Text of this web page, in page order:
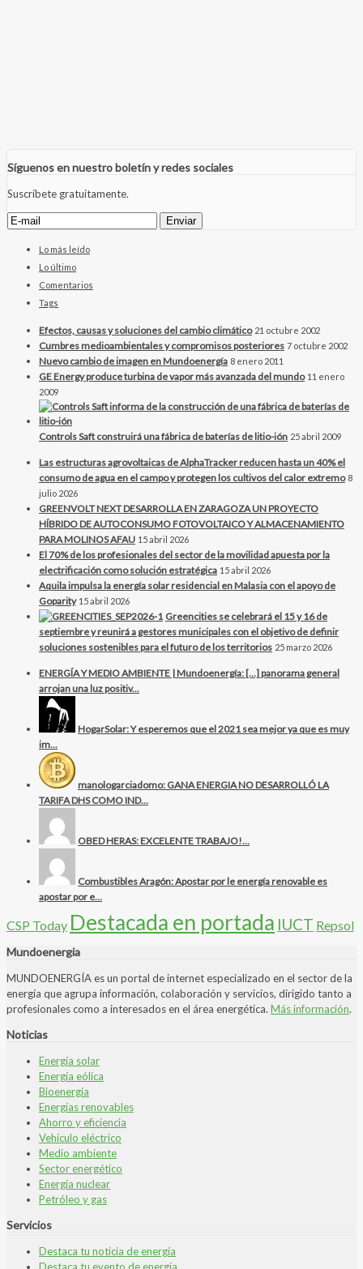
Síguenos en nuestro boletín y redes sociales
Suscríbete gratuitamente.
Lo más leído
Lo último
Comentarios
Tags
Efectos, causas y soluciones del cambio climático 21 octubre 2002
Cumbres medioambientales y compromisos posteriores 7 octubre 2002
Nuevo cambio de imagen en Mundoenergía 8 enero 2011
GE Energy produce turbina de vapor más avanzada del mundo 11 enero
2009
Controls Saft construirá una fábrica de baterías de litio-ión 25 abril 2009
Las estructuras agrovoltaicas de AlphaTracker reducen hasta un 40% el
consumo de agua en el campo y protegen los cultivos del calor extremo 8
julio 2026
GREENVOLT NEXT DESARROLLA EN ZARAGOZA UN PROYECTO
HÍBRIDO DE AUTOCONSUMO FOTOVOLTAICO Y ALMACENAMIENTO
PARA MOLINOS AFAU 15 abril 2026
El 70% de los profesionales del sector de la movilidad apuesta por la
electrificación como solución estratégica 15 abril 2026
Aquila impulsa la energía solar residencial en Malasia con el apoyo de
Goparity 15 abril 2026
Greencities se celebrará el 15 y 16 de
septiembre y reunirá a gestores municipales con el objetivo de definir
soluciones sostenibles para el futuro de los territorios 25 marzo 2026
ENERGÍA Y MEDIO AMBIENTE | Mundoenergía: […] panorama general
arrojan una luz positiv...
HogarSolar: Y esperemos que el 2021 sea mejor ya que es muy
im...
manologarciadomo: GANA ENERGIA NO DESARROLLÓ LA
TARIFA DHS COMO IND...
OBED HERAS: EXCELENTE TRABAJO!...
Combustibles Aragón: Apostar por le energía renovable es
apostar por e...
CSP Today Destacada en portada IUCT Repsol
Mundoenergia
MUNDOENERGÍA es un portal de internet especializado en el sector de la
energía que agrupa información, colaboración y servicios, dirigido tanto a
profesionales como a interesados en el área energética. Más información.
Noticias
Energía solar
Energía eólica
Bioenergía
Energías renovables
Ahorro y eficiencia
Vehículo eléctrico
Medio ambiente
Sector energético
Energía nuclear
Petróleo y gas
Servicios
Destaca tu noticia de energía
Destaca tu evento de energía